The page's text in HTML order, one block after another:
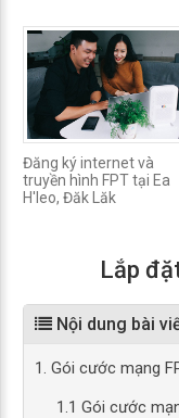
Đăng ký internet và
truyền hình FPT tại Ea
H'leo, Đăk Lăk
Lắp
Nội dung bài
1. Gói cước mạng
1.1 Gói cước